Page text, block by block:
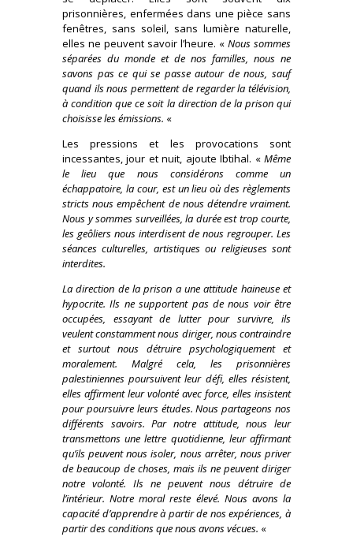
prisonnières, enfermées dans une pièce sans
fenêtres, sans soleil, sans lumière naturelle,
elles ne peuvent savoir l’heure. « Nous sommes
séparées du monde et de nos familles, nous ne
savons pas ce qui se passe autour de nous, sauf
quand ils nous permettent de regarder la télévision,
à condition que ce soit la direction de la prison qui
choisisse les émissions. «
Les pressions et les provocations sont
incessantes, jour et nuit, ajoute Ibtihal. « Même
le lieu que nous considérons comme un
échappatoire, la cour, est un lieu où des règlements
stricts nous empêchent de nous détendre vraiment.
Nous y sommes surveillées, la durée est trop courte,
les geôliers nous interdisent de nous regrouper. Les
séances culturelles, artistiques ou religieuses sont
interdites.
La direction de la prison a une attitude haineuse et
hypocrite. Ils ne supportent pas de nous voir être
occupées, essayant de lutter pour survivre, ils
veulent constamment nous diriger, nous contraindre
et surtout nous détruire psychologiquement et
moralement. Malgré cela, les prisonnières
palestiniennes poursuivent leur défi, elles résistent,
elles affirment leur volonté avec force, elles insistent
pour poursuivre leurs études. Nous partageons nos
différents savoirs. Par notre attitude, nous leur
transmettons une lettre quotidienne, leur affirmant
qu’ils peuvent nous isoler, nous arrêter, nous priver
de beaucoup de choses, mais ils ne peuvent diriger
notre volonté. Ils ne peuvent nous détruire de
l’intérieur. Notre moral reste élevé. Nous avons la
capacité d’apprendre à partir de nos expériences, à
partir des conditions que nous avons vécues. «